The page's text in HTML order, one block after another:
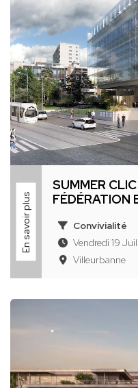
En savoir plus
SUMMER
FÉDÉRATION
Convivialité
Vendredi 19
Villeurbanne